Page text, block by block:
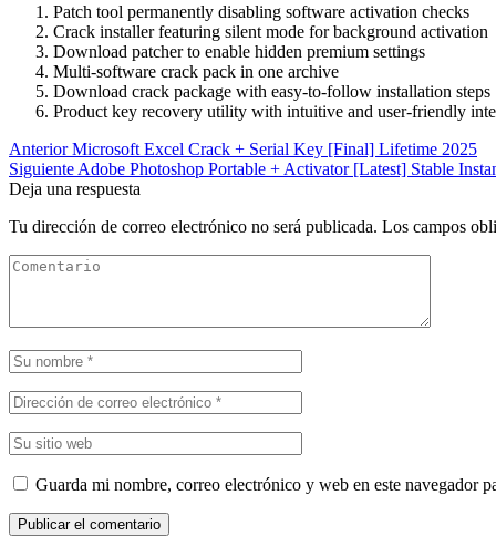
Patch tool permanently disabling software activation checks
Crack installer featuring silent mode for background activation
Download patcher to enable hidden premium settings
Multi-software crack pack in one archive
Download crack package with easy-to-follow installation steps
Product key recovery utility with intuitive and user-friendly
Navegación
de
entradas
AnteriorMicrosoft Excel Crack + Serial Key [Final] Lifetime 2025
Siguiente Adobe Photoshop Portable + Activator [Latest] Stable
Deja una respuesta
Tu dirección de correo electrónico no será publicada. Los campos
Guarda mi nombre, correo electrónico y web en este navegador
Publicar el comentario